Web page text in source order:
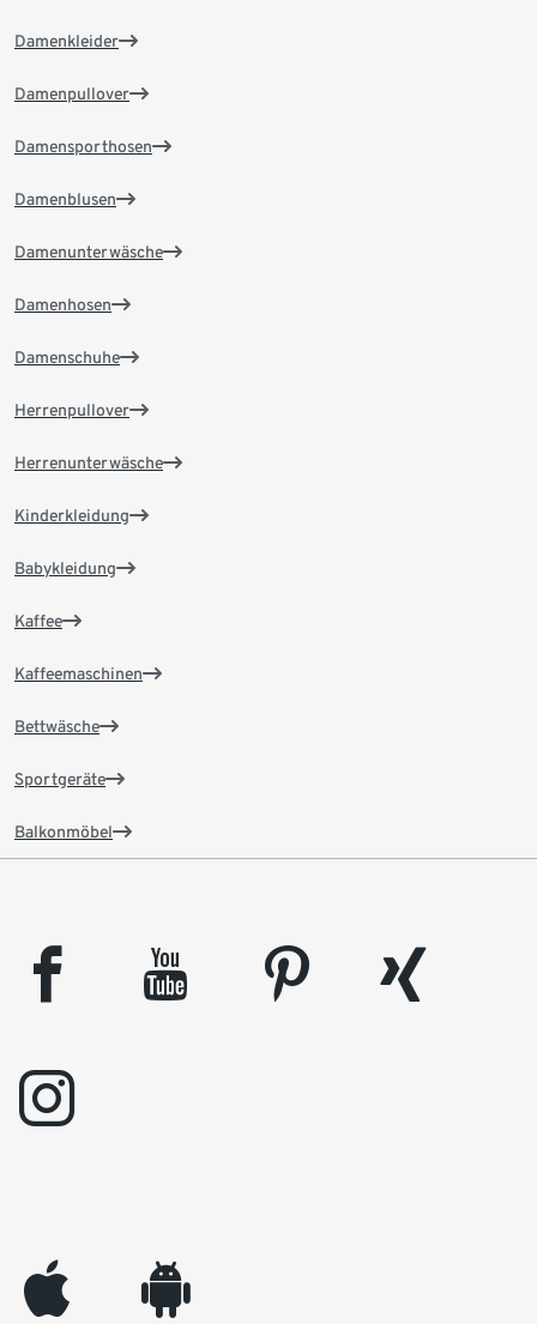
Damenkleider
Damenpullover
Damensporthosen
Damenblusen
Damenunterwäsche
Damenhosen
Damenschuhe
Herrenpullover
Herrenunterwäsche
Kinderkleidung
Babykleidung
Kaffee
Kaffeemaschinen
Bettwäsche
Sportgeräte
Balkonmöbel
facebook youtube pinterest
xing
instagram
appleinc android